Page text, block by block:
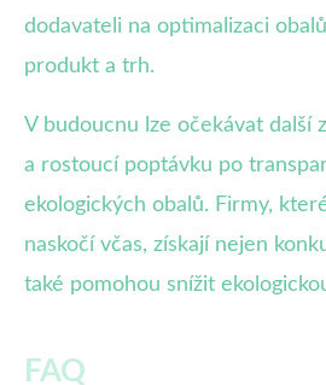
dodavateli na optimalizaci
produkt a trh.
V budoucnu lze očekávat další
a rostoucí poptávku po
ekologických obalů. Firmy,
naskočí včas, získají nejen
také pomohou snížit
FAQ